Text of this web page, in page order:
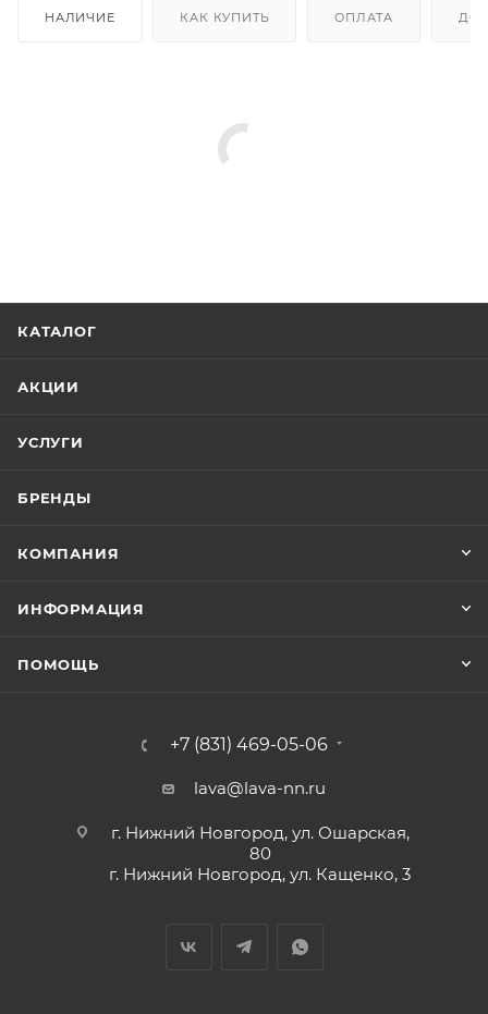
НАЛИЧИЕ КАК КУПИТЬ ОПЛАТА
КАТАЛОГ
АКЦИИ
УСЛУГИ
БРЕНДЫ
КОМПАНИЯ
ИНФОРМАЦИЯ
ПОМОЩЬ
+7 (831) 469-05-06
lava@lava-nn.ru
г. Нижний Новгород, ул. Ошарская,
80
г. Нижний Новгород, ул. Кащенко, 3